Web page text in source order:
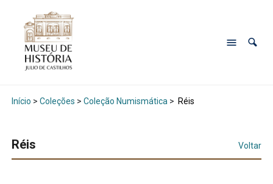
Início > Coleções > Coleção Numismática > Réis
Réis Voltar